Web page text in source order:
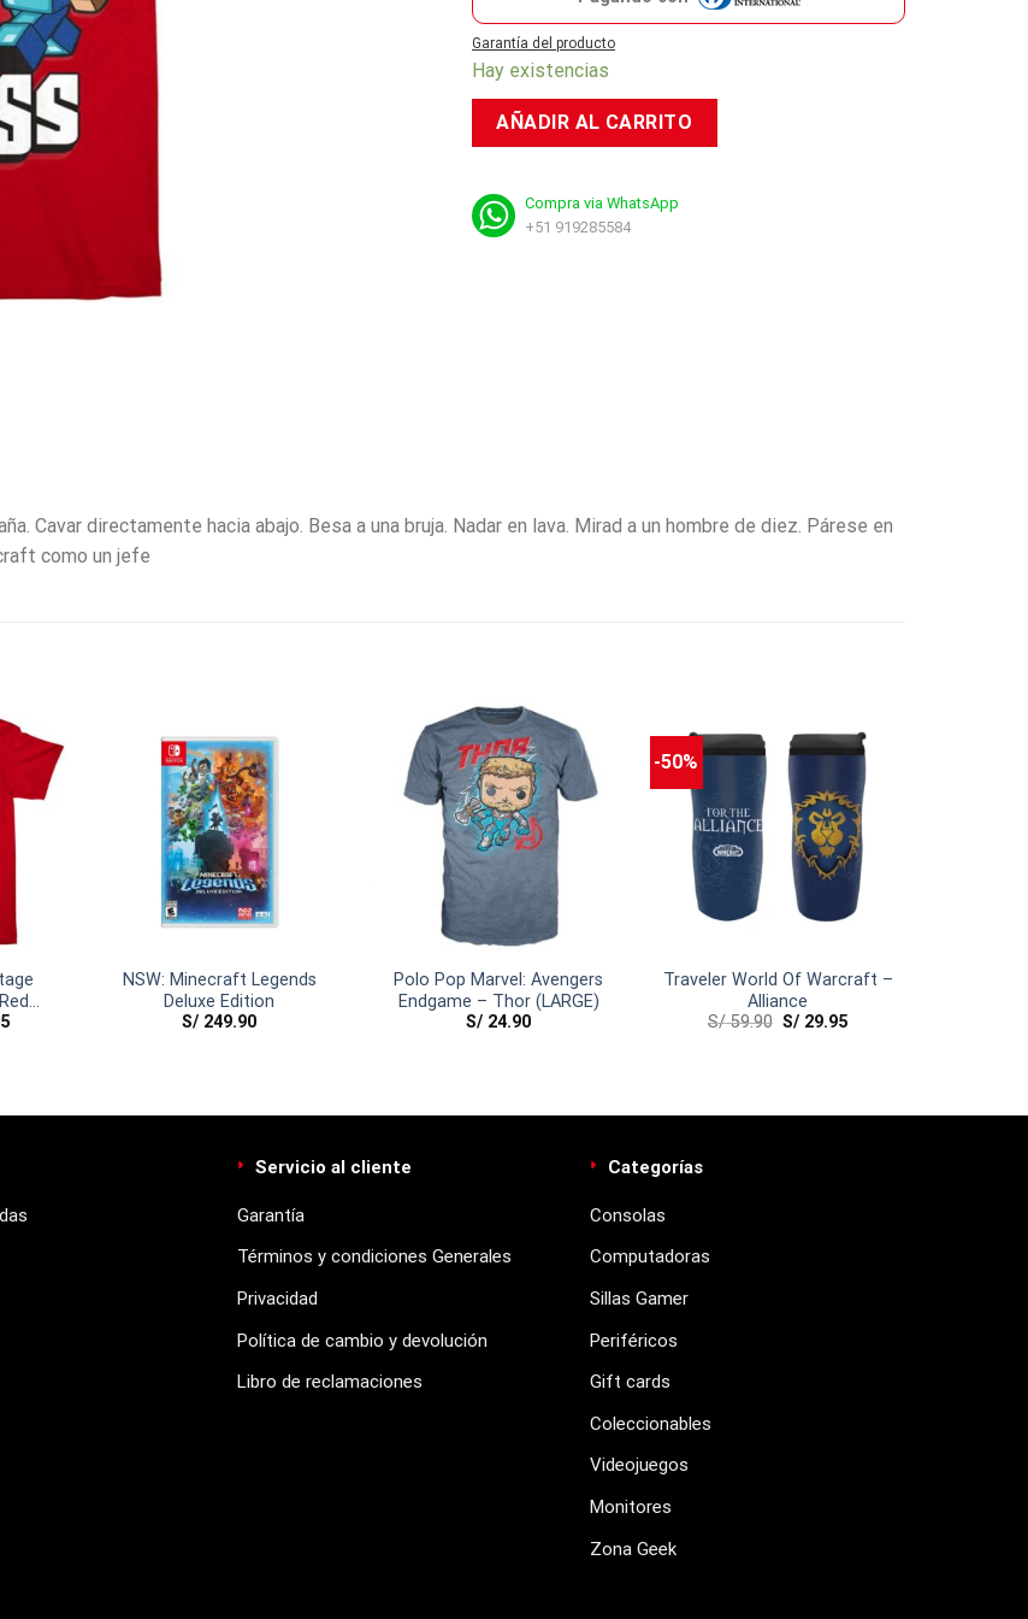
Garantía del producto
Hay existencias
AÑADIR AL CARRITO
Compra via WhatsApp
+51 919285584
Cavar directamente hacia abajo. Besa a una bruja. Nadar en lava. Mirad a un hombre de diez. Párese en
como un jefe
NSW: Minecraft Legends
Deluxe Edition
S/ 249.90
Polo Pop Marvel: Avengers
Endgame – Thor (LARGE)
S/ 24.90
-50%
Traveler World Of Warcraft –
Alliance
S/59.90 S/ 29.95
Servicio al cliente
Garantía
Términos y condiciones Generales
Privacidad
Política de cambio y devolución
Libro de reclamaciones
Categorías
Consolas
Computadoras
Sillas Gamer
Periféricos
Gift cards
Coleccionables
Videojuegos
Monitores
Zona Geek